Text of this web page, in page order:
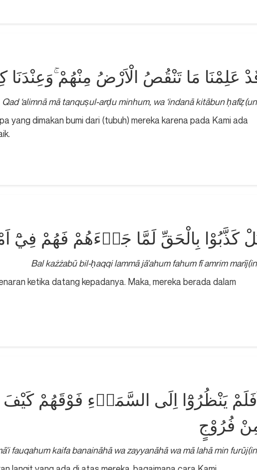
عَلِمْنَا مَا تَنْقُصُ الْاَرْضُ مِنْهُمْ
Qad ‘alimnā mā tanquṣul-arḍu minhum, wa ‘indanā kitābun
yang dimakan bumi dari (tubuh) mereka karena pada Kami ada
كَذَّبُوْا بِالْحَقِّ لَمَّا جَاۤءَهُمْ فَهُمْ فِيْٓ
Bal każżabū bil-ḥaqqi lammā jā'ahum fahum fī amrim
ketika datang kepadanya. Maka, mereka berada dalam
اَفَلَمْ يَنْظُرُوْٓا اِلَى السَّمَاۤءِ فَوْقَهُمْ كَيْفَ
فُرُوْجٍ
fauqahum kaifa banaināhā wa zayyanāhā wa mā lahā min